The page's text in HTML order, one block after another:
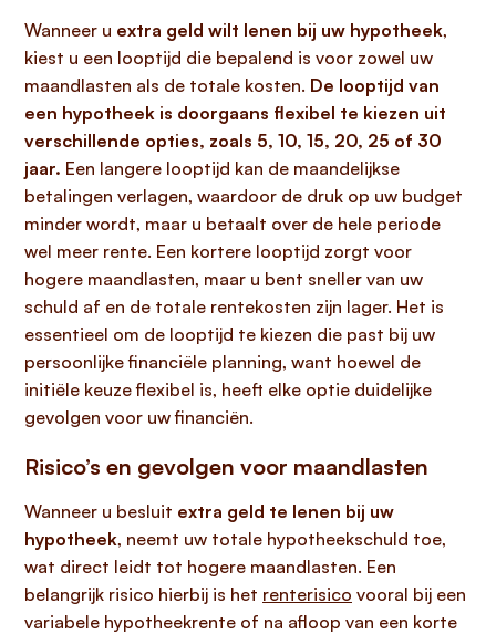
Wanneer u extra geld wilt lenen bij uw hypotheek,
kiest u een looptijd die bepalend is voor zowel uw
maandlasten als de totale kosten. De looptijd van
een hypotheek is doorgaans flexibel te kiezen uit
verschillende opties, zoals 5, 10, 15, 20, 25 of 30
jaar. Een langere looptijd kan de maandelijkse
betalingen verlagen, waardoor de druk op uw budget
minder wordt, maar u betaalt over de hele periode
wel meer rente. Een kortere looptijd zorgt voor
hogere maandlasten, maar u bent sneller van uw
schuld af en de totale rentekosten zijn lager. Het is
essentieel om de looptijd te kiezen die past bij uw
persoonlijke financiële planning, want hoewel de
initiële keuze flexibel is, heeft elke optie duidelijke
gevolgen voor uw financiën.
Risico’s en gevolgen voor maandlasten
Wanneer u besluit extra geld te lenen bij uw
hypotheek, neemt uw totale hypotheekschuld toe,
wat direct leidt tot hogere maandlasten. Een
belangrijk risico hierbij is het renterisico vooral bij een
variabele hypotheekrente of na afloop van een korte